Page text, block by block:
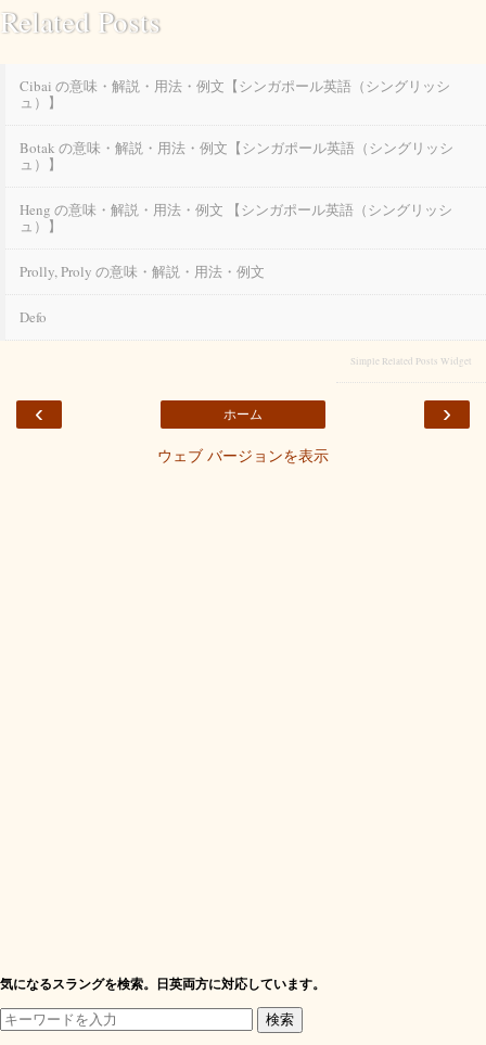
Related Posts
Cibai の意味・解説・用法・例文【シンガポール英語（シングリッシ
ュ）】
Botak の意味・解説・用法・例文【シンガポール英語（シングリッシ
ュ）】
Heng の意味・解説・用法・例文 【シンガポール英語（シングリッシ
ュ）】
Prolly, Proly の意味・解説・用法・例文
Defo
Simple Related Posts Widget
‹ ›
ホーム
ウェブ バージョンを表示
気になるスラングを検索。日英両方に対応しています。